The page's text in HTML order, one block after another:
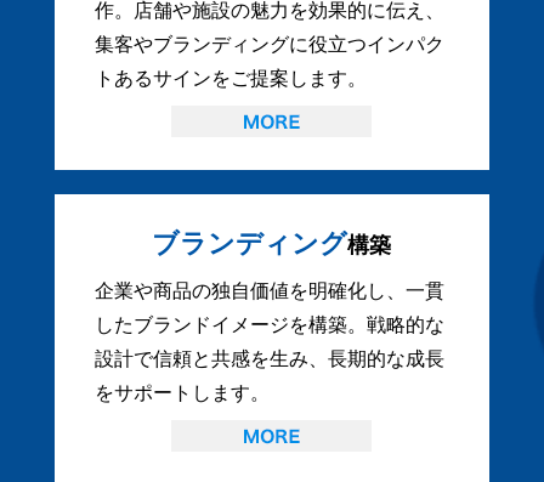
作。店舗や施設の魅力を効果的に伝え、
集客やブランディングに役立つインパク
トあるサインをご提案します。
ブランディング構築
企業や商品の独自価値を明確化し、一貫
したブランドイメージを構築。戦略的な
設計で信頼と共感を生み、長期的な成長
をサポートします。